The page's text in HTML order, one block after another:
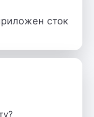
сток